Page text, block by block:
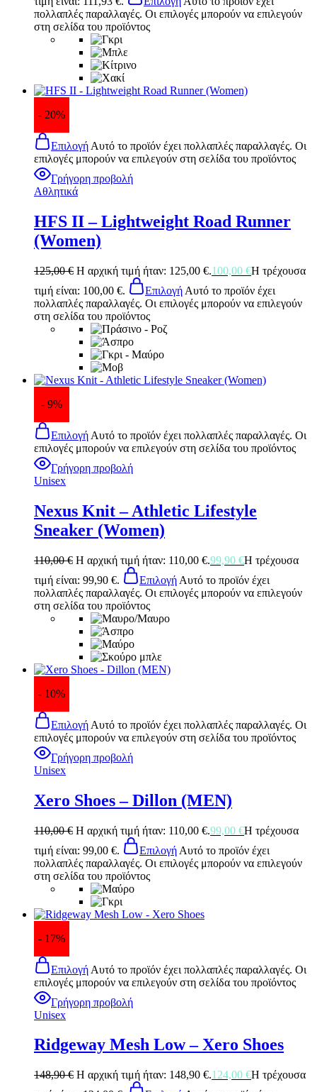
πολλαπλές παραλλαγές. Οι επιλογές μπορούν να επιλεγούν
στη σελίδα του προϊόντος
- 20%
Επιλογή Αυτό το προϊόν έχει πολλαπλές παραλλαγές. Οι
επιλογές μπορούν να επιλεγούν στη σελίδα του προϊόντος
Γρήγορη προβολή
Αθλητικά
HFS II – Lightweight Road Runner
(Women)
125,00€ Η αρχική τιμή ήταν: 125,00 €.100,00 €Η τρέχουσα
τιμή είναι: 100,00 €.
Επιλογή Αυτό το προϊόν έχει
πολλαπλές παραλλαγές. Οι επιλογές μπορούν να επιλεγούν
στη σελίδα του προϊόντος
- 9%
Επιλογή Αυτό το προϊόν έχει πολλαπλές παραλλαγές. Οι
επιλογές μπορούν να επιλεγούν στη σελίδα του προϊόντος
Γρήγορη προβολή
Unisex
Nexus Knit – Athletic Lifestyle
Sneaker (Women)
110,00€ Η αρχική τιμή ήταν: 110,00 €.99,90 €Η τρέχουσα
τιμή είναι: 99,90 €.
Επιλογή Αυτό το προϊόν έχει
πολλαπλές παραλλαγές. Οι επιλογές μπορούν να επιλεγούν
στη σελίδα του προϊόντος
- 10%
Επιλογή Αυτό το προϊόν έχει πολλαπλές παραλλαγές. Οι
επιλογές μπορούν να επιλεγούν στη σελίδα του προϊόντος
Γρήγορη προβολή
Unisex
Xero Shoes – Dillon (MEN)
110,00€ Η αρχική τιμή ήταν: 110,00 €.99,00 €Η τρέχουσα
τιμή είναι: 99,00 €.
Επιλογή Αυτό το προϊόν έχει
πολλαπλές παραλλαγές. Οι επιλογές μπορούν να επιλεγούν
στη σελίδα του προϊόντος
- 17%
Επιλογή Αυτό το προϊόν έχει πολλαπλές παραλλαγές. Οι
επιλογές μπορούν να επιλεγούν στη σελίδα του προϊόντος
Γρήγορη προβολή
Unisex
Ridgeway Mesh Low – Xero Shoes
148,90€ Η αρχική τιμή ήταν: 148,90 €.124,00 €Η τρέχουσα